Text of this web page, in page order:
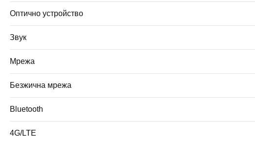
Оптично устройство
Звук
Мрежа
Безжична мрежа
Bluetooth
4G/LTE